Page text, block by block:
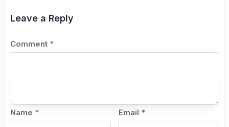
Leave a Reply
Comment *
Name * Email *